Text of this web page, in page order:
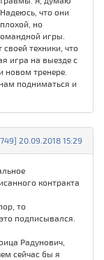
что они
но
игры.
техники, что
игра на выезде с
новом тренере.
подниматься и
20.09.2018 15:29
контракта
то
подписывался.
Радунович,
сейчас бы я